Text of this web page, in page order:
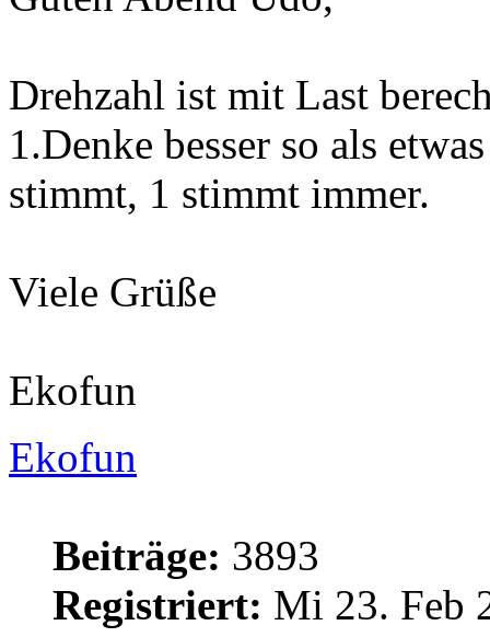
Drehzahl ist mit Last
1.Denke besser so als
stimmt, 1 stimmt immer.
Viele Grüße
Ekofun
Ekofun
Beiträge: 3893
Registriert: Mi 23. Feb